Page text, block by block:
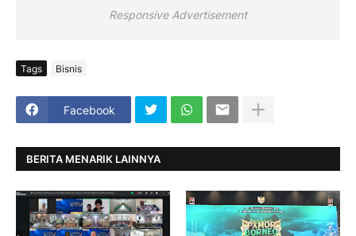
Responsive Advertisement
Tags Bisnis
Facebook
BERITA MENARIK LAINNYA